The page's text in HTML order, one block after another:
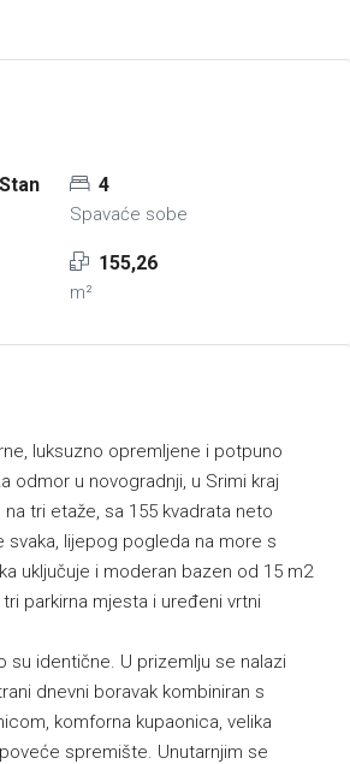
4
Spavaće sobe
155,26
m²
luksuzno opremljene i potpuno
odmor u novogradnji, u Srimi kraj
tri etaže, sa 155 kvadrata neto
svaka, lijepog pogleda na more s
uključuje i moderan bazen od 15 m2
parkirna mjesta i uređeni vrtni
su identične. U prizemlju se nalazi
dnevni boravak kombiniran s
komforna kupaonica, velika
spremište. Unutarnjim se